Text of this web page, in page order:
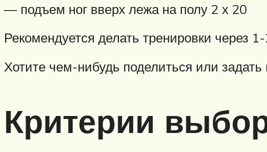
— подъем ног вверх лежа на полу 2 х 20
Рекомендуется делать тренировки через
Хотите чем-нибудь поделиться или задать
Критерии